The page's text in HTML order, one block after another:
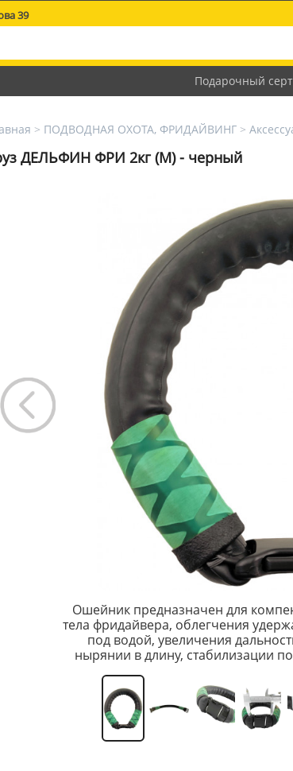
39
Подарочный
> ПОДВОДНАЯ ОХОТА, ФРИДАЙВИНГ >
ДЕЛЬФИН ФРИ 2кг (M) - черный
Ошейник предназначен для
тела фридайвера, облегчения
под водой, увеличения
нырянии в длину, стабилизации